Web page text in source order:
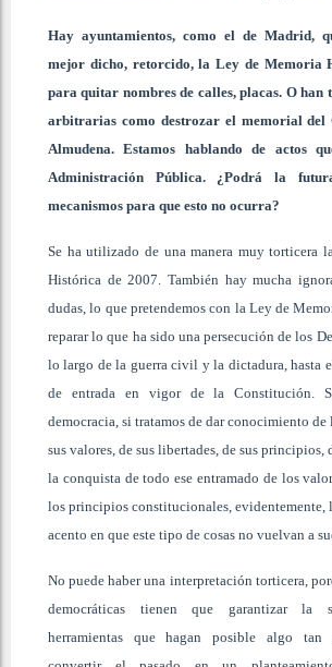
Hay ayuntamientos, como el de Madrid,
mejor dicho, retorcido, la Ley de Memoria
para quitar nombres de calles, placas. O han
arbitrarias como destrozar el memorial del
Almudena. Estamos hablando de actos
Administración Pública. ¿Podrá la
mecanismos para que esto no ocurra?
Se ha utilizado de una manera muy torticera
Histórica de 2007. También hay mucha
dudas, lo que pretendemos con la Ley de
reparar lo que ha sido una persecución de los
lo largo de la guerra civil y la dictadura, hasta
de entrada en vigor de la Constitución.
democracia, si tratamos de dar conocimiento de
sus valores, de sus libertades, de sus principios,
la conquista de todo ese entramado de los
los principios constitucionales, evidentemente,
acento en que este tipo de cosas no vuelvan a
No puede haber una interpretación torticera,
democráticas tienen que garantizar la
herramientas que hagan posible algo tan